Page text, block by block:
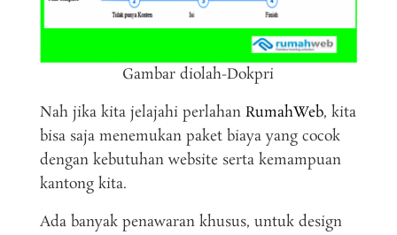
Gambar diolah-Dokpri
Nah jika kita jelajahi perlahan RumahWeb, kita
bisa saja menemukan paket biaya yang cocok
dengan kebutuhan website serta kemampuan
kantong kita.
Ada banyak penawaran khusus, untuk design